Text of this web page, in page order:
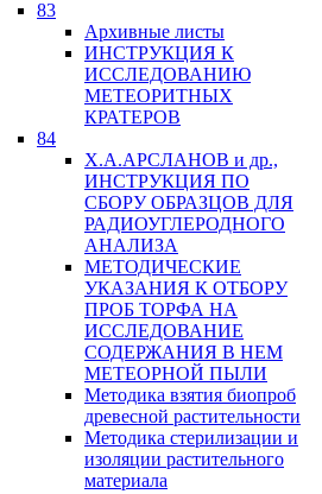
83
Архивные листы
ИНСТРУКЦИЯ К
ИССЛЕДОВАНИЮ
МЕТЕОРИТНЫХ
КРАТЕРОВ
84
Х.А.АРСЛАНОВ и др.,
ИНСТРУКЦИЯ ПО
СБОРУ ОБРАЗЦОВ ДЛЯ
РАДИОУГЛЕРОДНОГО
АНАЛИЗА
МЕТОДИЧЕСКИЕ
УКАЗАНИЯ К ОТБОРУ
ПРОБ ТОРФА НА
ИССЛЕДОВАНИЕ
СОДЕРЖАНИЯ В НЕМ
МЕТЕОРНОЙ ПЫЛИ
Методика взятия биопроб
древесной растительности
Методика стерилизации и
изоляции растительного
материала